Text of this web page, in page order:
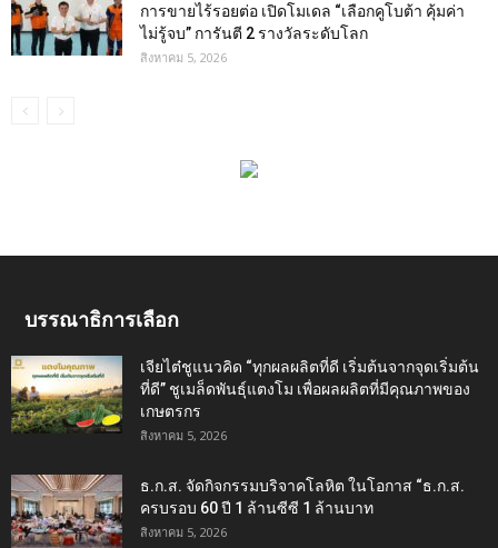
การขายไร้รอยต่อ เปิดโมเดล “เลือกคูโบต้า คุ้มค่า
ไม่รู้จบ” การันตี 2 รางวัลระดับโลก
สิงหาคม 5, 2026
บรรณาธิการเลือก
เจียไต๋ชูแนวคิด “ทุกผลผลิตที่ดี เริ่มต้นจากจุดเริ่มต้น
ที่ดี” ชูเมล็ดพันธุ์แตงโม เพื่อผลผลิตที่มีคุณภาพของ
เกษตรกร
สิงหาคม 5, 2026
ธ.ก.ส. จัดกิจกรรมบริจาคโลหิต ในโอกาส “ธ.ก.ส.
ครบรอบ 60 ปี 1 ล้านซีซี 1 ล้านบาท
สิงหาคม 5, 2026